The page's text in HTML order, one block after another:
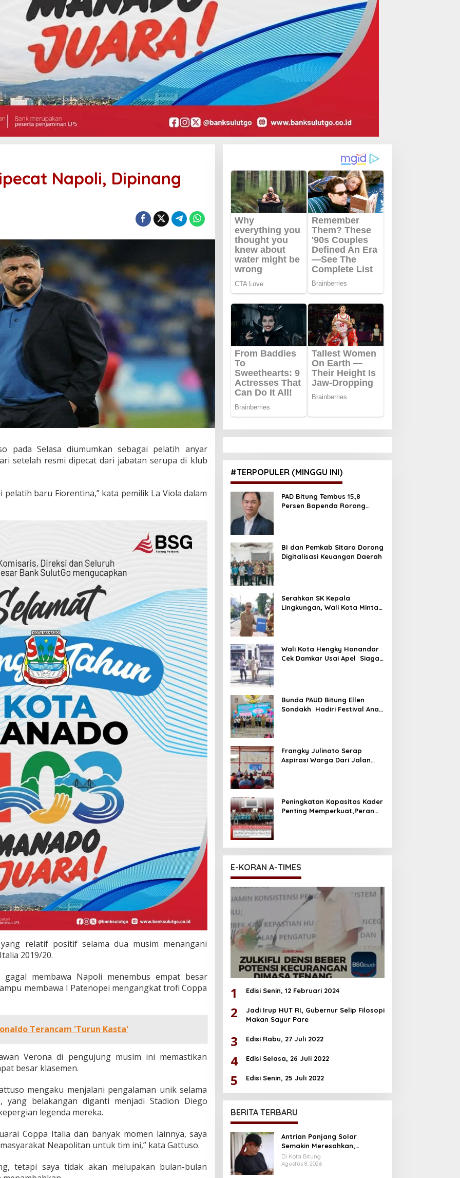
Napoli, Dipinang
pada Selasa diumumkan sebagai pelatih anyar
setelah resmi dipecat dari jabatan serupa di klub
pelatih baru Fiorentina,” kata pemilik La Viola dalam
relatif positif selama dua musim menangani
2019/20.
membawa Napoli menembus empat besar
membawa I Patenopei mengangkat trofi Coppa
Terancam 'Turun Kasta'
Verona di pengujung musim ini memastikan
besar klasemen.
mengaku menjalani pengalaman unik selama
yang belakangan diganti menjadi Stadion Diego
legenda mereka.
Coppa Italia dan banyak momen lainnya, saya
Neapolitan untuk tim ini,” kata Gattuso.
tetapi saya tidak akan melupakan bulan-bulan
#TERPOPULER (MINGGU INI)
PAD Bitung Tembus 15,8
Persen Bapenda Rorong
BI dan Pemkab Sitaro Dorong
Digitalisasi Keuangan Daerah
Serahkan SK Kepala
Lingkungan, Wali Kota Minta
Wali Kota Hengky Honandar
Cek Damkar Usai Apel Siaga
Bunda PAUD Bitung Ellen
Sondakh Hadiri Festival Anak
Frangky Julinato Serap
Aspirasi Warga Dari Jalan
Peningkatan Kapasitas Kader
Penting Memperkuat,Peran
E-KORAN A-TIMES
1 Edisi Senin, 12 Februari 2024
2
Jadi Irup HUT RI, Gubernur Selip Filosopi
Makan Sayur Pare
3 Edisi Rabu, 27 Juli 2022
4 Edisi Selasa, 26 Juli 2022
5 Edisi Senin, 25 Juli 2022
BERITA TERBARU
Antrian Panjang Solar
Semakin Meresahkan,
Lumempouw Segera
Laporkan Dugaan
Di Kota Bitung
Agustus 8, 2026